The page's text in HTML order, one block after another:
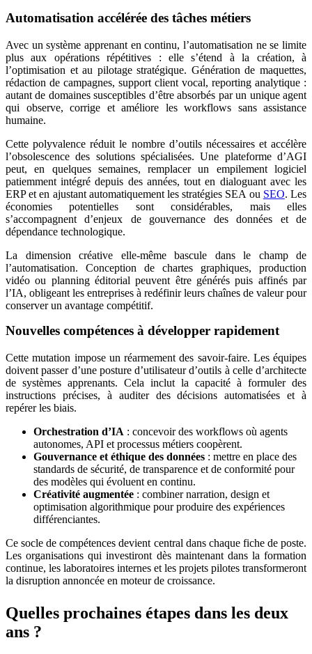
Automatisation accélérée des tâches métiers
Avec un système apprenant en continu, l’automatisation ne se limite
plus aux opérations répétitives : elle s’étend à la création, à
l’optimisation et au pilotage stratégique. Génération de maquettes,
rédaction de campagnes, support client vocal, reporting analytique :
autant de domaines susceptibles d’être absorbés par un unique agent
qui observe, corrige et améliore les workflows sans assistance
humaine.
Cette polyvalence réduit le nombre d’outils nécessaires et accélère
l’obsolescence des solutions spécialisées. Une plateforme d’AGI
peut, en quelques semaines, remplacer un empilement logiciel
patiemment intégré depuis des années, tout en dialoguant avec les
ERP et en ajustant automatiquement les stratégies SEA ou SEO. Les
économies potentielles sont considérables, mais elles
s’accompagnent d’enjeux de gouvernance des données et de
dépendance technologique.
La dimension créative elle-même bascule dans le champ de
l’automatisation. Conception de chartes graphiques, production
vidéo ou planning éditorial peuvent être générés puis affinés par
l’IA, obligeant les entreprises à redéfinir leurs chaînes de valeur pour
conserver un avantage compétitif.
Nouvelles compétences à développer rapidement
Cette mutation impose un réarmement des savoir-faire. Les équipes
doivent passer d’une posture d’utilisateur d’outils à celle d’architecte
de systèmes apprenants. Cela inclut la capacité à formuler des
instructions précises, à auditer des décisions automatisées et à
repérer les biais.
Orchestration d’IA : concevoir des workflows où agents
autonomes, API et processus métiers coopèrent.
Gouvernance et éthique des données : mettre en place des
standards de sécurité, de transparence et de conformité pour
des modèles qui évoluent en continu.
Créativité augmentée : combiner narration, design et
optimisation algorithmique pour produire des expériences
différenciantes.
Ce socle de compétences devient central dans chaque fiche de poste.
Les organisations qui investiront dès maintenant dans la formation
continue, les laboratoires internes et les projets pilotes transformeront
la disruption annoncée en moteur de croissance.
Quelles prochaines étapes dans les deux
ans ?